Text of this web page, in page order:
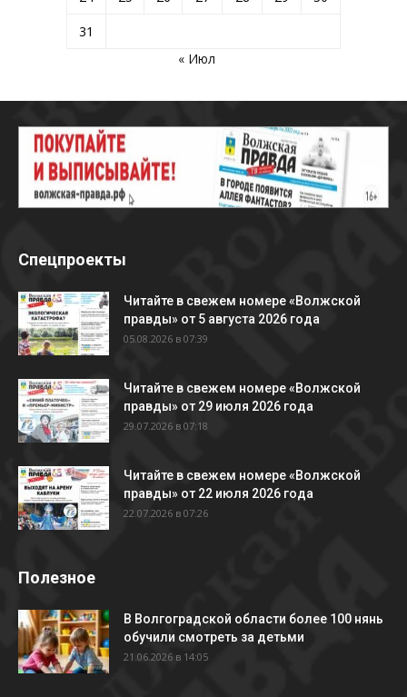
31
« Июл
Спецпроекты
Читайте в свежем номере «Волжской
правды» от 5 августа 2026 года
05.08.2026 в 07:39
Читайте в свежем номере «Волжской
правды» от 29 июля 2026 года
29.07.2026 в 07:18
Читайте в свежем номере «Волжской
правды» от 22 июля 2026 года
22.07.2026 в 07:26
Полезное
В Волгоградской области более 100 нянь
обучили смотреть за детьми
21.06.2026 в 14:05